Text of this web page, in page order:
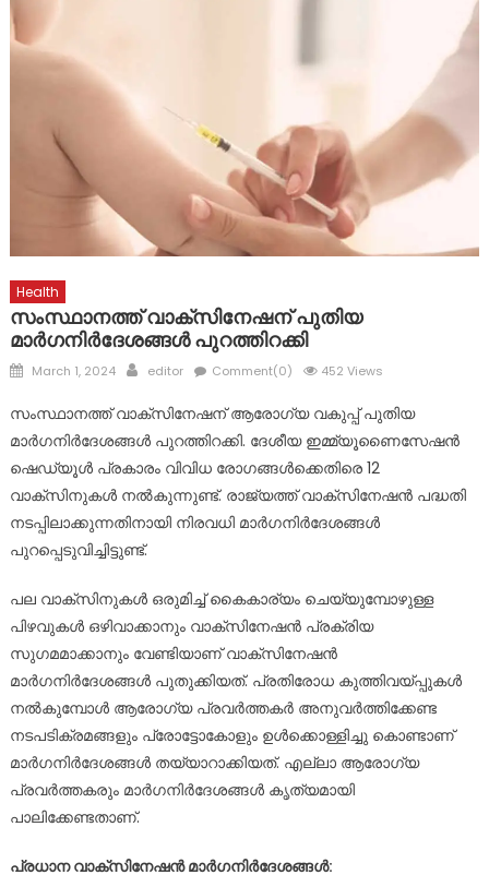
മാലാഖയായി എത്തിയത് മാർ സ്ലീവാ മെഡിസിറ്റിയിലെ നഴ്സ് !
പ്രളയബാധിത പൂഞ്ഞാർ തെക്കേക്കരയെ അവഗണിച്ച
പൊതുമരാമത്ത് മന്ത്രി പി.കെ. ബഷീറിന്റെ നടപടി
പ്രതിഷേധാർഹം ബി ജെ പി
ഈരാറ്റുപേട്ട-വാഗമൺ റോഡിലെ രാത്രികാല യാത്രയ്ക്കും
വിനോദസഞ്ചാരകേന്ദ്രങ്ങലേയ്ക്കുള്ള പ്രവേശനത്തിനും
വിലക്ക്
Health
സംസ്ഥാനത്ത് വാക്‌സിനേഷന് പുതിയ
മാര്‍ഗനിര്‍ദേശങ്ങള്‍ പുറത്തിറക്കി
Posted
March 1, 2024 Author
editor Comment(0) 452 Views
സംസ്ഥാനത്ത് വാക്‌സിനേഷന് ആരോഗ്യ വകുപ്പ് പുതിയ
മാര്‍ഗനിര്‍ദേശങ്ങള്‍ പുറത്തിറക്കി. ദേശീയ ഇമ്മ്യൂണൈസേഷന്‍
ഷെഡ്യൂള്‍ പ്രകാരം വിവിധ രോഗങ്ങള്‍ക്കെതിരെ 12
വാക്‌സിനുകള്‍ നല്‍കുന്നുണ്ട്. രാജ്യത്ത് വാക്‌സിനേഷന്‍ പദ്ധതി
നടപ്പിലാക്കുന്നതിനായി നിരവധി മാര്‍ഗനിര്‍ദേശങ്ങള്‍
പുറപ്പെടുവിച്ചിട്ടുണ്ട്.
പല വാക്‌സിനുകള്‍ ഒരുമിച്ച് കൈകാര്യം ചെയ്യുമ്പോഴുള്ള
പിഴവുകള്‍ ഒഴിവാക്കാനും വാക്‌സിനേഷന്‍ പ്രക്രിയ
സുഗമമാക്കാനും വേണ്ടിയാണ് വാക്‌സിനേഷന്‍
മാര്‍ഗനിര്‍ദേശങ്ങള്‍ പുതുക്കിയത്. പ്രതിരോധ കുത്തിവയ്പ്പുകള്‍
നല്‍കുമ്പോള്‍ ആരോഗ്യ പ്രവര്‍ത്തകര്‍ അനുവര്‍ത്തിക്കേണ്ട
നടപടിക്രമങ്ങളും പ്രോട്ടോകോളും ഉള്‍ക്കൊള്ളിച്ചു കൊണ്ടാണ്
മാര്‍ഗനിര്‍ദേശങ്ങള്‍ തയ്യാറാക്കിയത്. എല്ലാ ആരോഗ്യ
പ്രവര്‍ത്തകരും മാര്‍ഗനിര്‍ദേശങ്ങള്‍ കൃത്യമായി
പാലിക്കേണ്ടതാണ്.
പ്രധാന വാക്‌സിനേഷന്‍ മാര്‍ഗനിര്‍ദേശങ്ങള്‍: